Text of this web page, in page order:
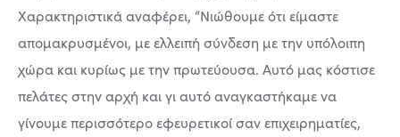
Χαρακτηριστικά αναφέρει, “Νιώθουμε ότι είμαστε
απομακρυσμένοι, με ελλειπή σύνδεση με την υπόλοιπη
χώρα και κυρίως με την πρωτεύουσα. Αυτό μας κόστισε
πελάτες στην αρχή και γι αυτό αναγκαστήκαμε να
γίνουμε περισσότερο εφευρετικοί σαν επιχειρηματίες,